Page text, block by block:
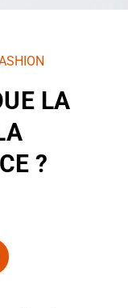
LA
?
W